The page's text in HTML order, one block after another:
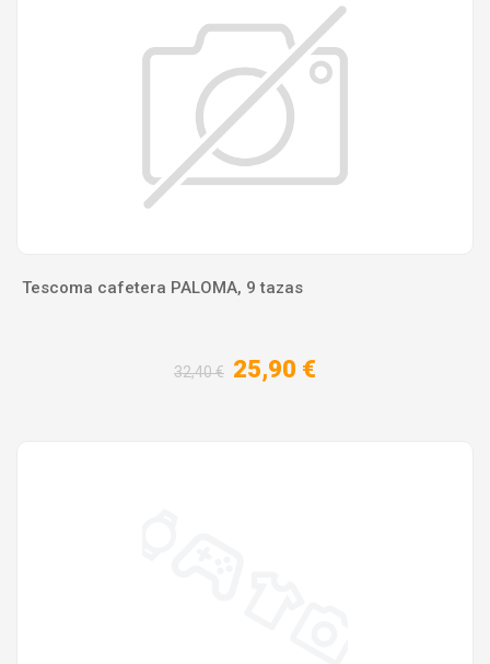
Tescoma cafetera PALOMA, 9 tazas
32,40 € 25,90 €